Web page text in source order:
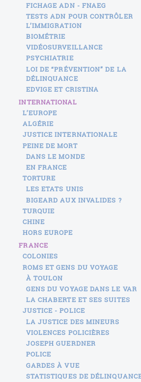
FICHAGE ADN - FNAEG
TESTS ADN POUR CONTRÔLER
L’IMMIGRATION
BIOMÉTRIE
VIDÉOSURVEILLANCE
PSYCHIATRIE
LOI DE “PRÉVENTION” DE LA
DÉLINQUANCE
EDVIGE ET CRISTINA
INTERNATIONAL
L’EUROPE
ALGÉRIE
JUSTICE INTERNATIONALE
PEINE DE MORT
DANS LE MONDE
EN FRANCE
TORTURE
LES ETATS UNIS
BIGEARD AUX INVALIDES ?
TURQUIE
CHINE
HORS EUROPE
FRANCE
COLONIES
ROMS ET GENS DU VOYAGE
À TOULON
GENS DU VOYAGE DANS LE VAR
LA CHABERTE ET SES SUITES
JUSTICE - POLICE
LA JUSTICE DES MINEURS
VIOLENCES POLICIÈRES
JOSEPH GUERDNER
POLICE
GARDES À VUE
STATISTIQUES DE